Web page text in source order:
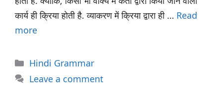
कार्य ही क्रिया होती है. व्याकरण में क्रिया द्वारा ही … Read
more
Categories
Hindi Grammar
Leave a comment